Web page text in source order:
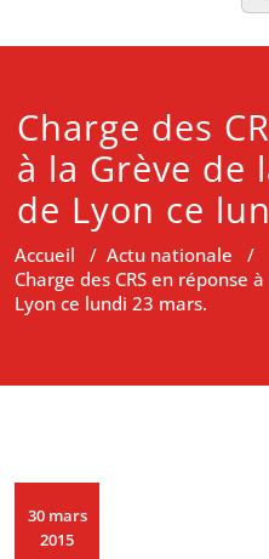
Charge des
à la Grève de
de Lyon ce
Accueil / Actu nationale /
Charge des CRS en réponse
Lyon ce lundi 23 mars.
30 mars
2015